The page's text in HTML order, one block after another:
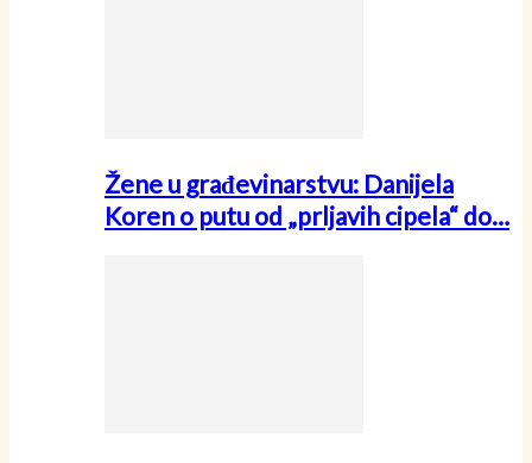
Žene u građevinarstvu: Danijela
Koren o putu od „prljavih cipela“ do…